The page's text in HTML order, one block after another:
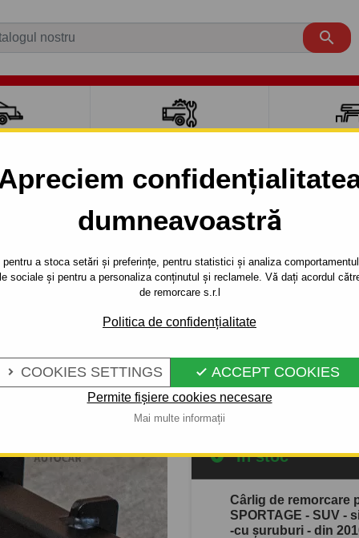
dumneavoastră
a stoca setări și preferințe, pentru statistici și analiza
sociale și pentru a personaliza conținutul și reclamele. Vă dați acordul
de remorcare s.r.l
Politica de confidențialitate
 COOKIES SETTINGS  ACCEPT COOKIES
Permite fișiere cookies necesare
Mai multe informații

2010 - 2015
SUV - sistem semidemontabil -cu şuruburi - din 2010-2015
Referinta:
Cârlig de remorcare
SPORTAGE, seria : SUV.
Descrierea completă a
În stoc
Cârlig de remorcare
SPORTAGE - SUV -
-cu şuruburi - din